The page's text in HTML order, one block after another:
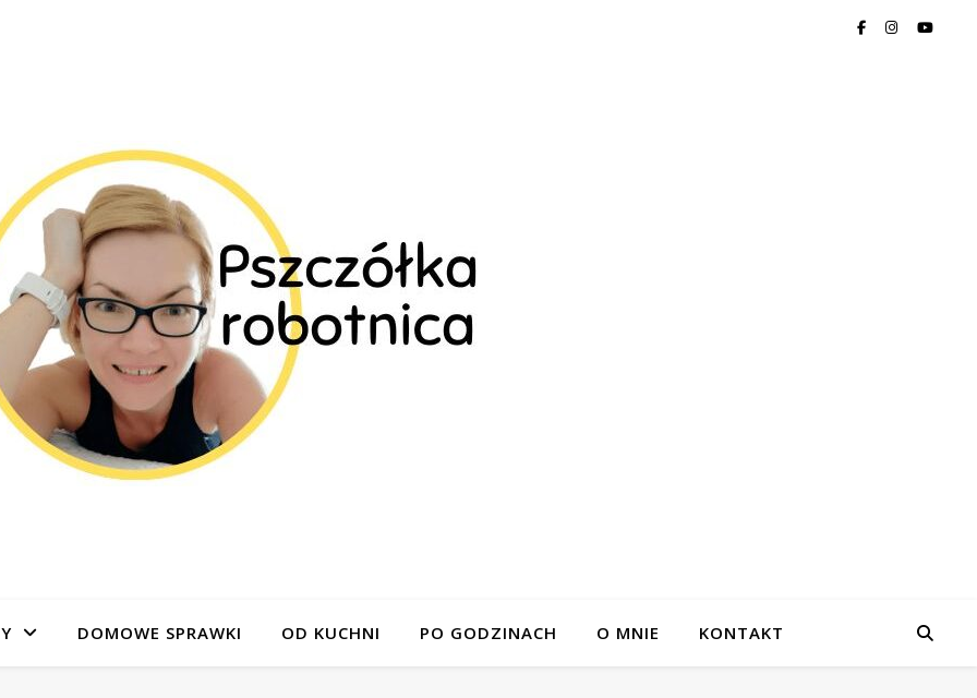
DOMOWE SPRAWKI OD KUCHNI PO GODZINACH O MNIE KONTAKT